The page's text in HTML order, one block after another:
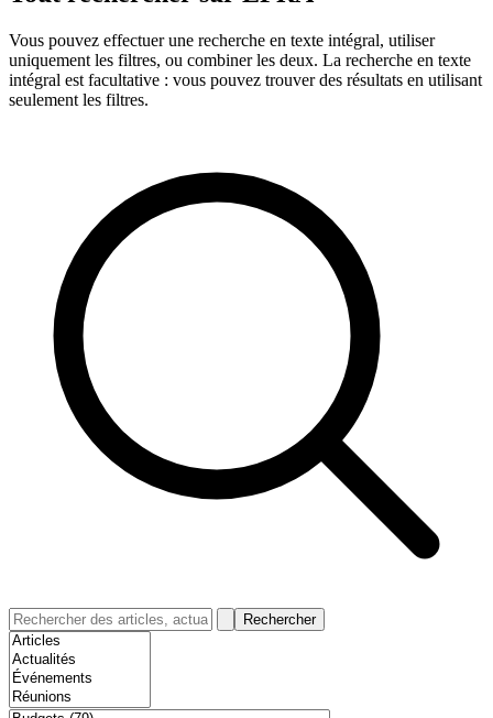
Vous pouvez effectuer une recherche en texte intégral, utiliser
uniquement les filtres, ou combiner les deux. La recherche en texte
intégral est facultative : vous pouvez trouver des résultats en utilisant
seulement les filtres.
Rechercher